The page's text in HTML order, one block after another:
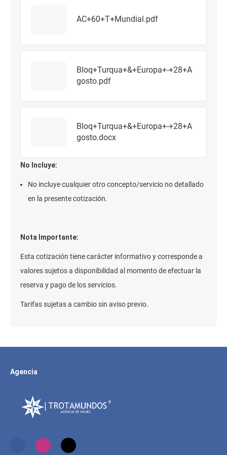
AC+60+T+Mundial.pdf
Bloq+Turqua+&+Europa+-+28+A
gosto.pdf
Bloq+Turqua+&+Europa+-+28+A
gosto.docx
No Incluye:
No incluye cualquier otro concepto/servicio no detallado
en la presente cotización.
Nota Importante:
Esta cotización tiene carácter informativo y corresponde a
valores sujetos a disponibilidad al momento de efectuar la
reserva y pago de los servicios.
Tarifas sujetas a cambio sin aviso previo.
Agencia